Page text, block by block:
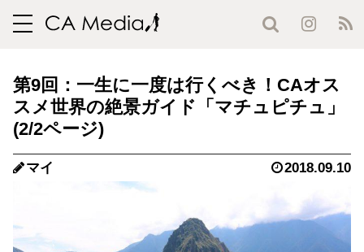
toggle
第9回：一生に一度は行くべき！CAオス
スメ世界の絶景ガイド「マチュピチュ」
(2/2ページ)
マイ 2018.09.10